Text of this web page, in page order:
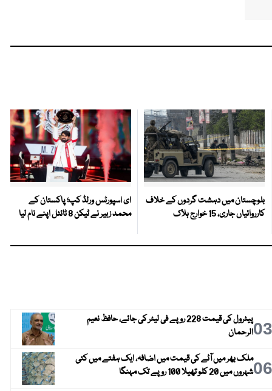
بلوچستان میں دہشت گردوں کے خلاف
کارروائیاں جاری، 15 خوارج ہلاک
ای اسپورٹس ورلڈ کپ؛ پاکستان کے
محمد زبیر نے ٹیکن 8 ٹائٹل اپنے نام لیا
03
پیٹرول کی قیمت 228 روپے فی لیٹر کی جائے، حافظ نعیم
الرحمان
06ملک بھر میں آٹے کی قیمت میں اضافہ، ایک ہفتے میں کئی
شہروں میں 20 کلو تھیلا 100 روپے تک مہنگا